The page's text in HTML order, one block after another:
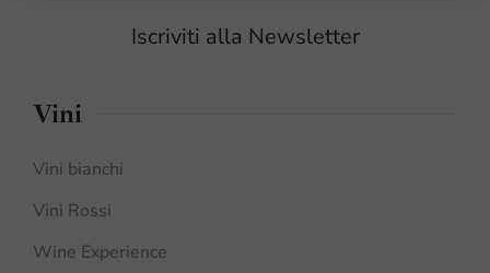
Iscriviti alla Newsletter
Vini
Vini bianchi
Vini Rossi
Wine Experience